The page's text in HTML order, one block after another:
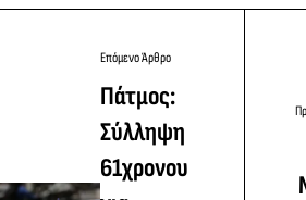
Επόμενο Άρθρο
Πάτμος:
Σύλληψη
61χρονου